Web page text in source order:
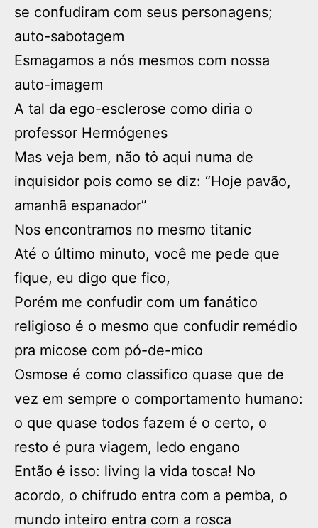
se confudiram com seus personagens;
auto-sabotagem
Esmagamos a nós mesmos com nossa
auto-imagem
A tal da ego-esclerose como diria o
professor Hermógenes
Mas veja bem, não tô aqui numa de
inquisidor pois como se diz: “Hoje pavão,
amanhã espanador”
Nos encontramos no mesmo titanic
Até o último minuto, você me pede que
fique, eu digo que fico,
Porém me confudir com um fanático
religioso é o mesmo que confudir remédio
pra micose com pó-de-mico
Osmose é como classifico quase que de
vez em sempre o comportamento humano:
o que quase todos fazem é o certo, o
resto é pura viagem, ledo engano
Então é isso: living la vida tosca! No
acordo, o chifrudo entra com a pemba, o
mundo inteiro entra com a rosca